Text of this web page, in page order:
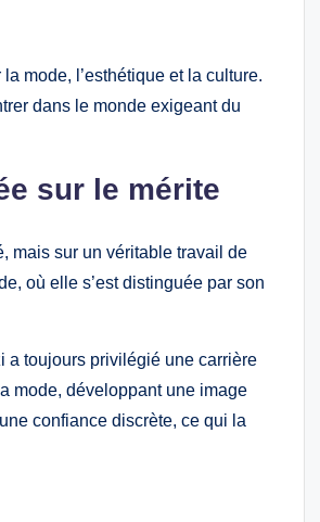
mode, l’esthétique et la culture.
dans le monde exigeant du
sur le mérite
mais sur un véritable travail de
où elle s’est distinguée par son
a toujours privilégié une carrière
mode, développant une image
confiance discrète, ce qui la